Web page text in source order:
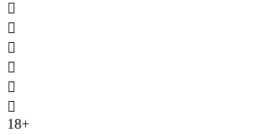






18+